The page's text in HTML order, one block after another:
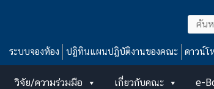
ค้นหา
สำหรั
ระบบจองห้อง
ปฏิทินแผนปฏิบัติงานของคณะ ดาวน์โ
วิจัย/ความร่วมมือ เกี่ยวกับคณะ e-